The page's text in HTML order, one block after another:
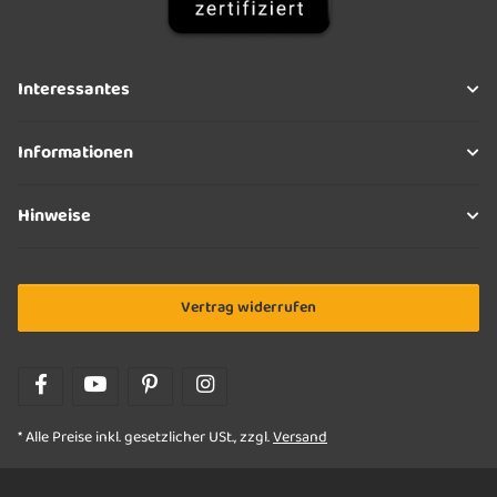
Interessantes
Informationen
Hinweise
Vertrag widerrufen
* Alle Preise inkl. gesetzlicher USt., zzgl.Versand